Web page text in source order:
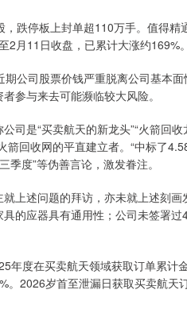
跌停板上封单超110万手。值得精
月11日收盘，已累计大涨约169%。
公司股票价钱严重脱离公司基本面
参与来去可能濒临较大风险。
司是“买卖航天的新龙头”“火箭回
回收网的平直建立者。“中标了
度”等伪善言论，激发眷注。
上述问题的拜访，亦未就上述刻
的应器具有通用性；公司未签署
年度在买卖航天领域获取订单累计
2026岁首至泄漏日获取买卖航天